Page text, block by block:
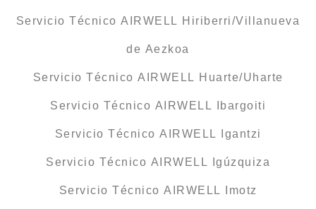
Servicio Técnico AIRWELL Hiriberri/Villanueva
de Aezkoa
Servicio Técnico AIRWELL Huarte/Uharte
Servicio Técnico AIRWELL Ibargoiti
Servicio Técnico AIRWELL Igantzi
Servicio Técnico AIRWELL Igúzquiza
Servicio Técnico AIRWELL Imotz